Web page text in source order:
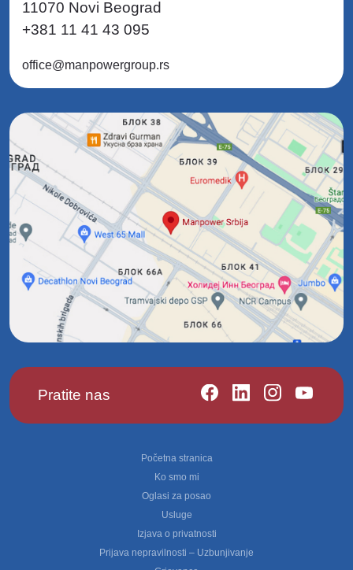
11070 Novi Beograd
+381 11 41 43 095
office@manpowergroup.rs
Pratite nas
Početna stranica
Ko smo mi
Oglasi za posao
Usluge
Izjava o privatnosti
Prijava nepravilnosti – Uzbunjivanje